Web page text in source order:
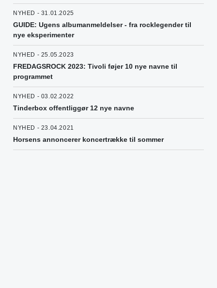
NYHED - 31.01.2025
GUIDE: Ugens albumanmeldelser - fra rocklegender til
nye eksperimenter
NYHED - 25.05.2023
FREDAGSROCK 2023: Tivoli føjer 10 nye navne til
programmet
NYHED - 03.02.2022
Tinderbox offentliggør 12 nye navne
NYHED - 23.04.2021
Horsens annoncerer koncertrække til sommer